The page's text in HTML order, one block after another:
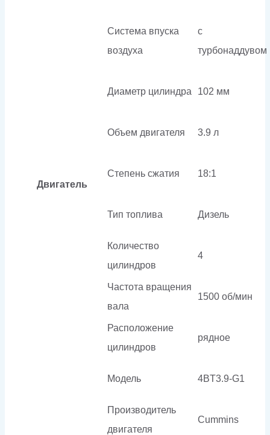
Двигатель
Система впуска
воздуха
с
турбонаддувом
Диаметр цилиндра 102 мм
Объем двигателя 3.9 л
Степень сжатия 18:1
Тип топлива Дизель
Количество
цилиндров
4
Частота вращения
вала
1500 об/мин
Расположение
цилиндров
рядное
Модель 4BT3.9-G1
Производитель
двигателя
Cummins